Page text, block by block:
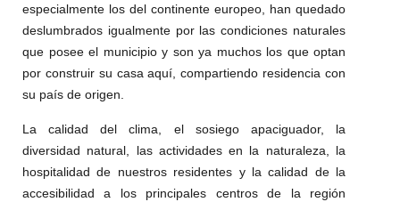
especialmente los del continente europeo, han quedado
deslumbrados igualmente por las condiciones naturales
que posee el municipio y son ya muchos los que optan
por construir su casa aquí, compartiendo residencia con
su país de origen.
La calidad del clima, el sosiego apaciguador, la
diversidad natural, las actividades en la naturaleza, la
hospitalidad de nuestros residentes y la calidad de la
accesibilidad a los principales centros de la región